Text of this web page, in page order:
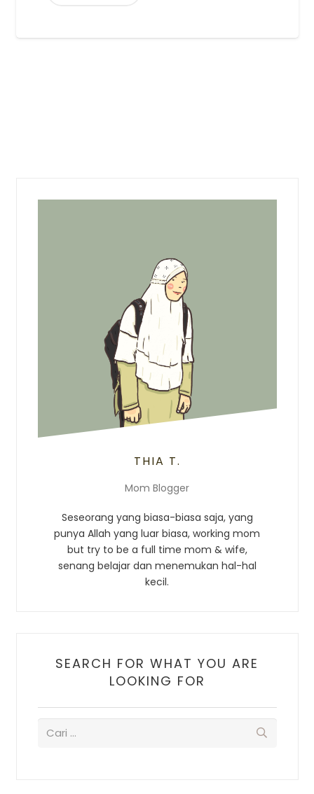
THIA T.
Mom Blogger
Seseorang yang biasa-biasa saja, yang
punya Allah yang luar biasa, working mom
but try to be a full time mom & wife,
senang belajar dan menemukan hal-hal
kecil.
SEARCH FOR WHAT YOU ARE
LOOKING FOR